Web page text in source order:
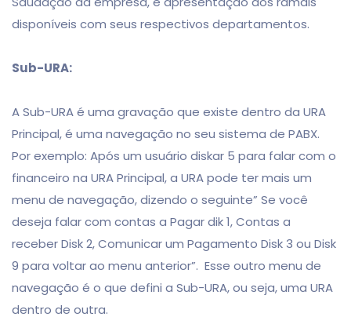
disponíveis com seus respectivos departamentos.
Sub-URA:
A Sub-URA é uma gravação que existe dentro da URA
Principal, é uma navegação no seu sistema de PABX.
Por exemplo: Após um usuário diskar 5 para falar com o
financeiro na URA Principal, a URA pode ter mais um
menu de navegação, dizendo o seguinte” Se você
deseja falar com contas a Pagar dik 1, Contas a
receber Disk 2, Comunicar um Pagamento Disk 3 ou Disk
9 para voltar ao menu anterior”. Esse outro menu de
navegação é o que defini a Sub-URA, ou seja, uma URA
dentro de outra.